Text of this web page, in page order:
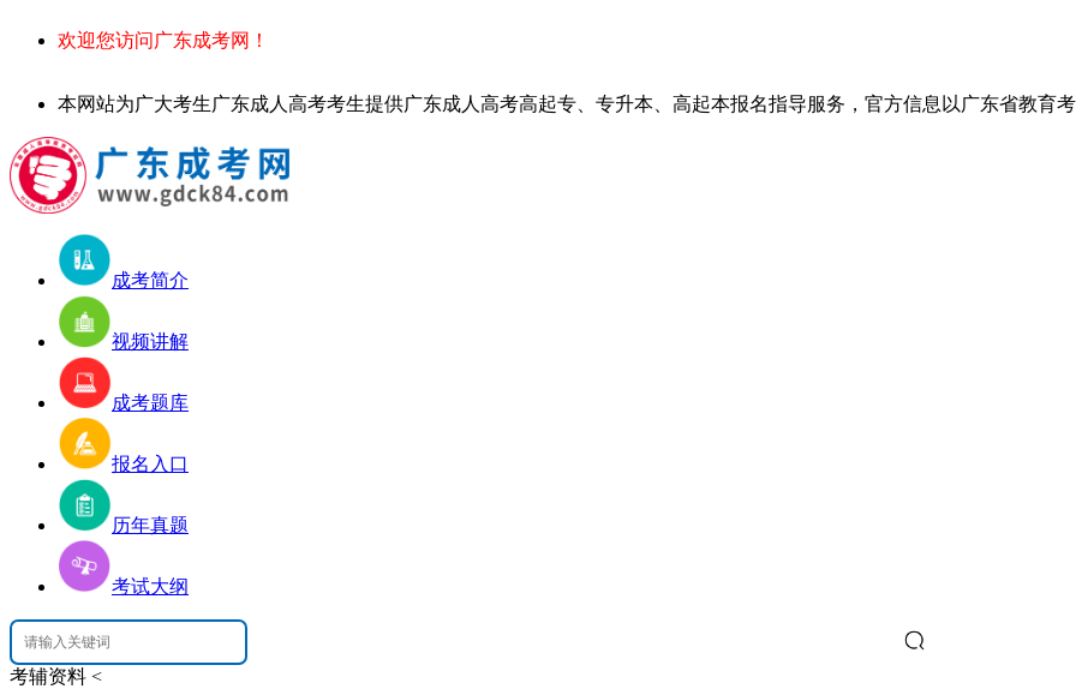
欢迎您访问广东成考网！
本网站为广大考生广东成人高考考生提供广东成人高考高起专、专升本、高起本报名指导服务，官方信息以广东省教育考
成考简介
视频讲解
成考题库
报名入口
历年真题
考试大纲
考辅资料 <